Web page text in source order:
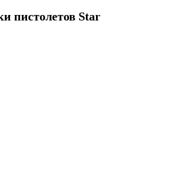
пистолетов Star